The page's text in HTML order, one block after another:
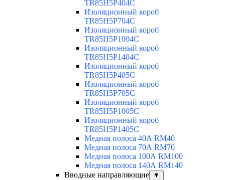
TR85H5P404C
Изоляционный короб
TR85H5P704C
Изоляционный короб
TR85H5P1004C
Изоляционный короб
TR85H5P1404C
Изоляционный короб
TR85H5P405C
Изоляционный короб
TR85H5P705C
Изоляционный короб
TR85H5P1005C
Изоляционный короб
TR85H5P1405C
Медная полоса 40А RM40
Медная полоса 70А RM70
Медная полоса 100А RM100
Медная полоса 140А RM140
Вводные направляющие
▼